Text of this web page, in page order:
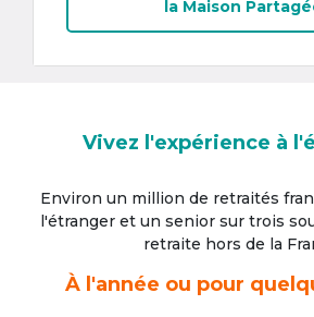
la Maison
Vivez l'expérience à
Environ un million de retraités
l'étrangeret un senior sur trois
retraite hors de la
À l'année ou pour